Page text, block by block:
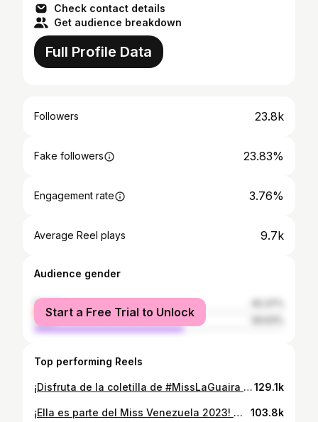
Check contact details
Get audience breakdown
Full Profile Data
Followers 23.8k
Fake followers 23.83%
Engagement rate 3.76%
Average Reel plays 9.7k
Audience gender
female
male
Start a Free Trial to Unlock
Top performing Reels
¡Disfruta de la coletilla de #MissLaGuaira @gracielaaltuve! 🔹 Donde su elegancia y dinamismo cobran vida con los tejidos fluidos que dan movimiento y pureza a su coletilla. Un espectáculo visual que refleja la esencia radiante de la belleza de Miss La Guaira 🇻🇪💎 ¿Es Graciela tu favorita para ganar la corona del Miss Venezuela 2023? 👑 📹 Video: @callmjeff 📸 Fotografía/Producción: @victorguillenph 💪 Asistencia: @guillermejias @dani_monta 💭 Dirección Creativa: @victorguillenph @richardhenriquez_ @callmjeff 🫳🏻 Posado y proyección: @richardhenriquez_ 💄👩🏻‍🦰 Maquillaje y estilismo: @willmakeupg 💁🏻 Fashion stylist: @alexandermateran 👗 Vestuario: @guillemdesigner 💍 Accesorios: @vivianeguenoun #MissVenezuela #MissVenezuela2023 #GracielaAltuve #coletillas129.1k
¡Ella es parte del Miss Venezuela 2023! 👑 Hoy 𝗚𝗿𝗮𝗰𝗶𝗲𝗹𝗮 𝗔𝗹𝘁𝘂𝘃𝗲 @gracielaaltuve se convierte en candidata oficial del Miss Venezuela 2023, tras haber superado las diferentes áreas de valoración durante la #EvaluaciónPresencialIntegral 💪. ¡Muchas felicidades! 🙌🏻👏🏻 ¡Menciónale tus felicitaciones y cuéntanos qué te gustaría conocer de @gracielaaltuve 👇🏻! 📸 Fotógrafo de la EPI: @victorguillenph 🖥️ Edición: @gabrielailustra @callmjeff #MissVenezuela #MissVenezuela2023 #EPI #Candidatas #CandidatasOficiales #EPI2023 #TemporadaDeLaBelleza 103.8k